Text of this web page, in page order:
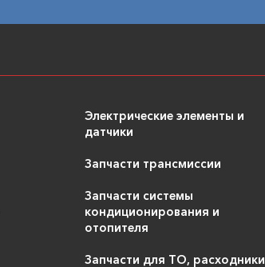
Электрические элементы и
датчики
Запчасти трансмиссии
Запчасти системы
кондиционирования и
отопителя
Запчасти для ТО, расходники